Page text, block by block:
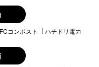
コンポスト ハチドリ電力